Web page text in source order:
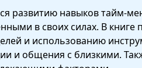
развитию навыков тайм-
в своих силах. В
и использованию
и общения с близкими.